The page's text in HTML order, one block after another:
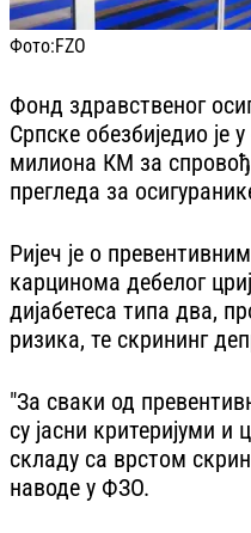
Фото:FZO
Фонд здравственог
Српске обезбиједио је
милиона КМ за
прегледа за
Ријеч је о
карцинома дебелог
дијабетеса типа два,
ризика, те скрининг
"За сваки од
су јасни критеријуми и
складу са врстом
наводе у ФЗО.